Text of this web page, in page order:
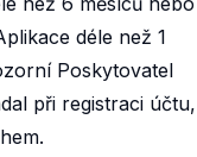
déle než 1
Poskytovatel
při registraci účtu,